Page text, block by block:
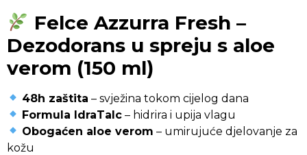
Felce Azzurra Fresh –
Dezodorans u spreju s aloe
verom (150 ml)
48h zaštita – svježina tokom cijelog dana
Formula IdraTalc – hidrira i upija vlagu
Obogaćen aloe verom – umirujuće djelovanje za
kožu